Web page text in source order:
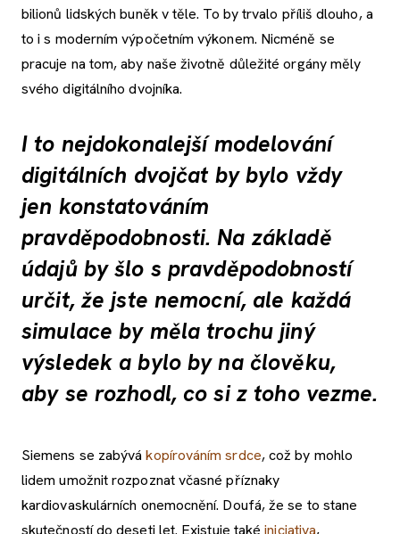
bilionů lidských buněk v těle. To by trvalo příliš dlouho, a
to i s moderním výpočetním výkonem. Nicméně se
pracuje na tom, aby naše životně důležité orgány měly
svého digitálního dvojníka.
I to nejdokonalejší modelování
digitálních dvojčat by bylo vždy
jen konstatováním
pravděpodobnosti. Na základě
údajů by šlo s pravděpodobností
určit, že jste nemocní, ale každá
simulace by měla trochu jiný
výsledek a bylo by na člověku,
aby se rozhodl, co si z toho vezme.
Siemens se zabývákopírováním srdce, což by mohlo
lidem umožnit rozpoznat včasné příznaky
kardiovaskulárních onemocnění. Doufá, že se to stane
skutečností do deseti let. Existuje takéiniciativa,